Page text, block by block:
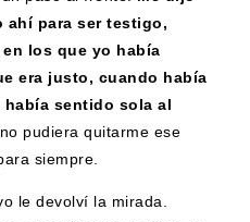
ahí para ser testigo,
los que yo había
era justo, cuando había
sentido sola al
pudiera quitarme ese
siempre.
le devolví la mirada.